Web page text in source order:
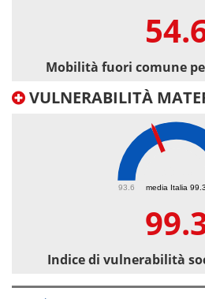
Mobilità fuori comune
VULNERABILITÀ
media Italia 99.3
93.6
Indice di vulnerabilità